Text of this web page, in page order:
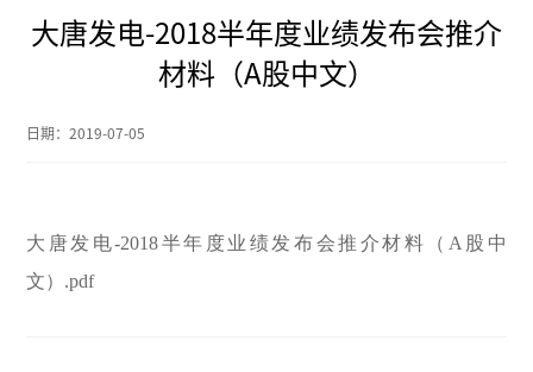
大唐发电-2018半年度业绩发布会推介
材料（A股中文）
日期：2019-07-05
大唐发电-2018半年度业绩发布会推介材料（A股中
文）.pdf